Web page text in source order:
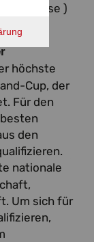
)
höchste
Cup, der
Für den
den
nationale
Um sich für